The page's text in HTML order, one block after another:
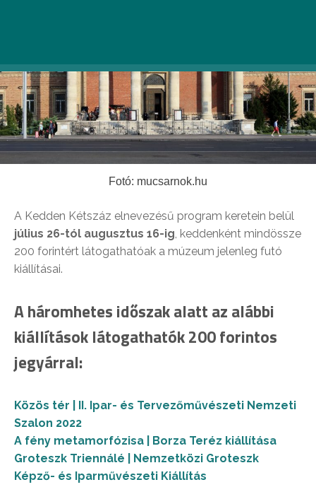
Fotó: mucsarnok.hu
A Kedden Kétszáz elnevezésű program keretein belül
július 26-tól augusztus 16-ig , keddenként mindössze
200 forintért látogathatóak a múzeum jelenleg futó
kiállításai.
A háromhetes időszak alatt az alábbi
kiállítások látogathatók 200 forintos
jegyárral:
Közös tér | II. Ipar- és Tervezőművészeti Nemzeti
Szalon 2022
A fény metamorfózisa | Borza Teréz kiállítása
Groteszk Triennálé | Nemzetközi Groteszk
Képző- és Iparművészeti Kiállítás